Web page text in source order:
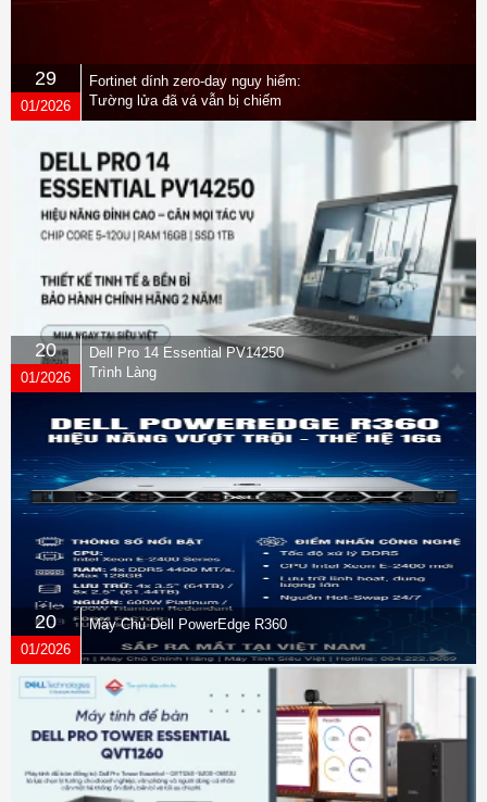
29
01/2026
Fortinet dính zero-day nguy hiểm:
Tường lửa đã vá vẫn bị chiếm
quyền
20
01/2026
Dell Pro 14 Essential PV14250
Trình Làng
20
01/2026
Máy Chủ Dell PowerEdge R360